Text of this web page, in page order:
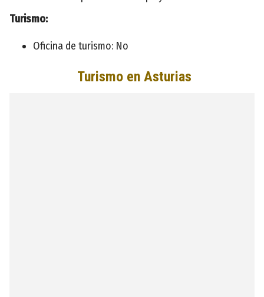
Turismo:
Oficina de turismo: No